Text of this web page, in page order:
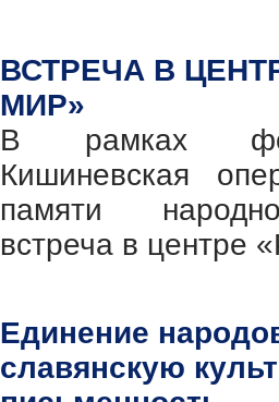
ВСТРЕЧА В
МИР»
В рамках
Кишиневская
памяти
встреча в центре
Единение
славянскую